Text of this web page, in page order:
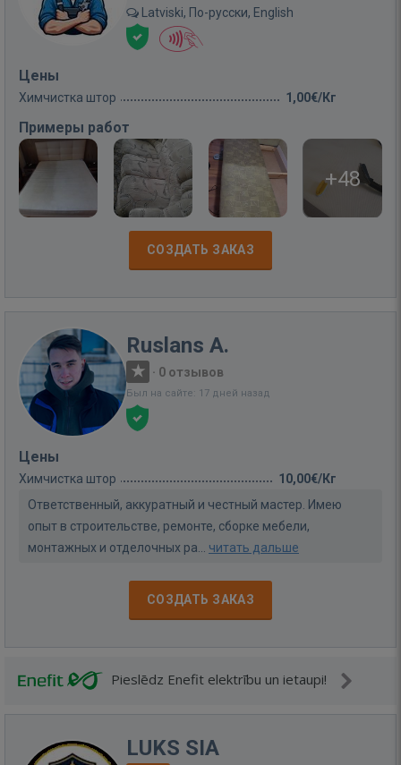
Latviski, По-русски, English
Цены
Химчистка штор 1,00€/Кг
Примеры работ
+48
СОЗДАТЬ ЗАКАЗ
Ruslans A.
· 0 отзывов
Был на сайте: 17 дней назад
Цены
Химчистка штор
10,00€/Кг
Ответственный, аккуратный и честный мастер. Имею
опыт в строительстве, ремонте, сборке мебели,
монтажных и отделочных ра... читать дальше
СОЗДАТЬ ЗАКАЗ
Pieslēdz Enefit elektrību un ietaupi!
LUKS SIA